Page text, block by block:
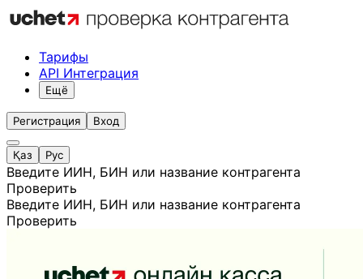
Тарифы
API Интеграция
Ещё
Регистрация Вход
Қаз Рус
Введите ИИН, БИН или название контрагента
Проверить
Введите ИИН, БИН или название контрагента
Проверить